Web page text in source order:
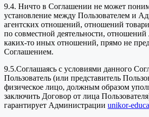
9.4. Ничто в Соглашении не может
установление между Пользователем и
агентских отношений, отношений
по совместной деятельности,
каких-то иных отношений, прямо не
Соглашением.
9.5.Соглашаясь с условиями данного
Пользователь (или представитель
физическое лицо, должным образом
заключить Договор от лица
гарантирует Администрации unikor-